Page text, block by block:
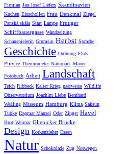
Firmian Jan Josef Liefers Skandinavien
Kuchen Eisschollen Frau Denkmal Ziegel
Panská skála Start Lampe Frutiger
Schiffbauergasse Wandzeitung
Schauspielerin Grumsin Herbst Sprache
Geschichte Ordnung Floß
Plitvice Thermometer Naturpark Mauer
Fotobuch Arbeit Landschaft
Teich Ribbeck Kalter Krieg paarweise Wildlife
Observatorium Joachim Liebe Bernhard
Weßling Museum Hamburg Klima Saksun
Tübke Dagmar Manzel Oder Zingst Havel
Brot Weimar Glienicker Brücke
Design Korkenzieher Essen
Natur Schokolade Zug Norwegen